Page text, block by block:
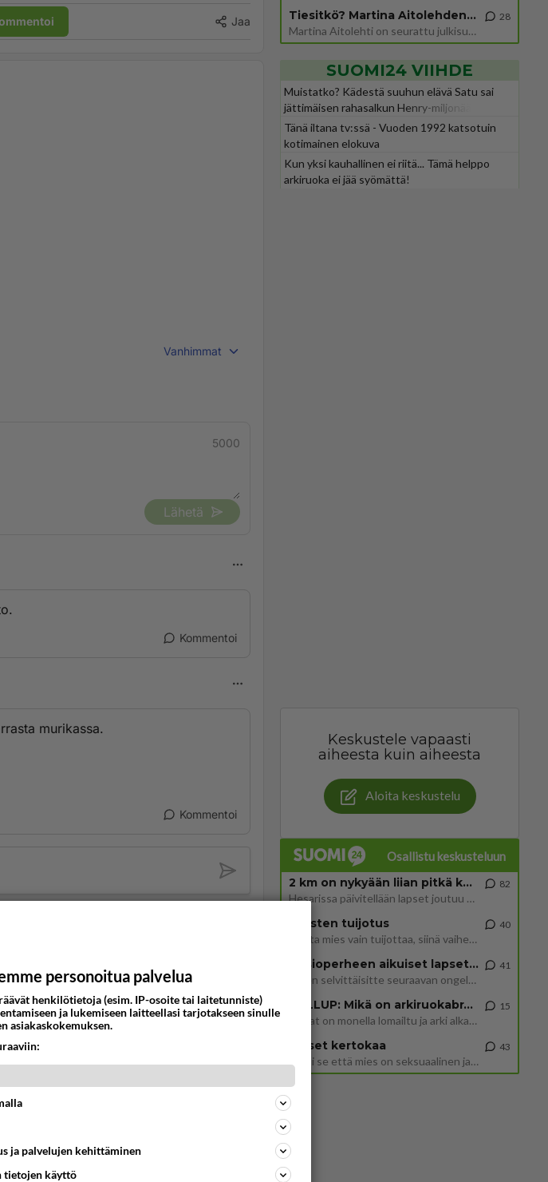
Jaa
Vanhimmat
5000
Lähetä
Kommentoi
murikassa.
Kommentoi
Siinäpä se kysymys on otsikossa. Mitäpä siis tuot/toisit pöytään parisuhteessa? Oletko mies vai nainen? Koetko sen mitä
1600
Tiesitkö? Martina Aitolehden isäpuoli on tämä suosittu laulaja
Martina Aitolehti on seurattu julkisuuden henkilö. Lähipiiriin mahtuu muitakin tunnettuja henkilöitä. Tiesitkö, että Ma
28
SUOMI24 VIIHDE
Muistatko? Kädestä suuhun elävä Satu sai
jättimäisen rahasalkun Henry-miljonääriltä
Tänä iltana tv:ssä - Vuoden 1992 katsotuin
kotimainen elokuva
Kun yksi kauhallinen ei riitä... Tämä helppo
arkiruoka ei jää syömättä!
Keskustele vapaasti
aiheesta kuin aiheesta
Aloita keskustelu
Osallistu keskusteluun
2 km on nykyään liian pitkä koulumatka
Hesarissa päivitellään lapset joutuu nyt kulkemaan 2 km kouluun jösses. Ruostefillarilla tuo matka menee vaikka miten äk
82
Miesten tuijotus
Mutta mies vain tuijottaa, siinä vaiheessa käännän itse pään pois. Mikä juttu? Yleensä jos joku tuijottaa tai katsoo, hä
40
Uusioperheen aikuiset lapset tyhjentää jääkaapin käydessään
Miten selvittäisitte seuraavan ongelman, meillä on uusioperhe, minulla teini-ikäiset lapset ja puolisolla aikuiset, jotk
41
GALLUP: Mikä on arkiruokabravuurisi?
Lomat on monella lomailtu ja arki alkaa. Se voi tarkoittaa myös sitä, että grillailut on grillattu ja palataan arjen ruo
15
Naiset kertokaa
Miksi se että mies on seksuaalinen ja haluaa seksiä ja te olette hänen mielestänne haluttava on vastenmielistä? Mikä sii
43
personoitua palvelua
henkilötietoja (esim. IP-osoite tai laitetunniste)
ja lukemiseen laitteellasi tarjotakseen sinulle
asiakaskokemuksen.
ja palvelujen kehittäminen
tietojen käyttö